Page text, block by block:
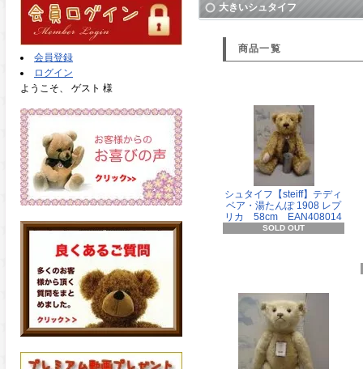
会員登録
ログイン
ようこそ、 ゲスト 様
大きいシュタイフ
商品一覧
シュタイフ【steiff】テディ
ベア・湯たんぽ 1908 レプ
リカ 58cm EAN408014
SOLD OUT